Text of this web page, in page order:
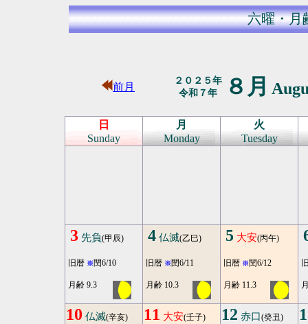
六曜・月
前月
２０２５年
令和７年
８月
日
Sunday
月
Monday
火
Tuesday
3 先負(甲辰)
旧暦 ※閏6/10
月齢 9.3
4 仏滅(乙巳)
旧暦 ※閏6/11
月齢 10.3
5 大安(丙午)
旧暦 ※閏6/12
月齢 11.3
10 仏滅(辛亥) 11 大安(壬子) 12 赤口(癸丑)